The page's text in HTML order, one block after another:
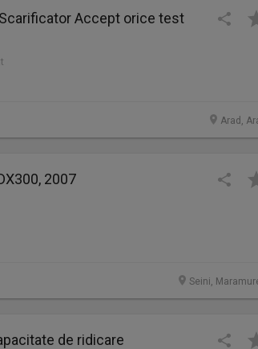
Accept orice test
Arad,
2007
Seini,
de ridicare